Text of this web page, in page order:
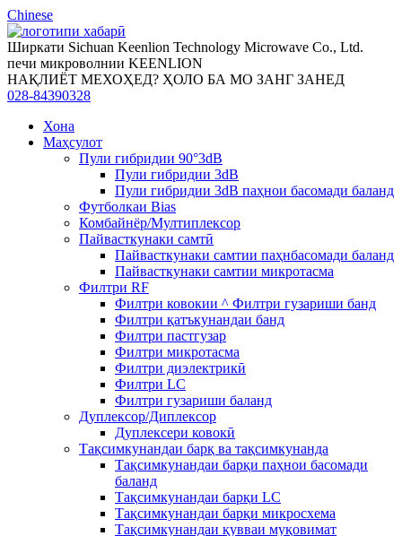
Chinese
Ширкати Sichuan Keenlion Technology Microwave Co., Ltd.
печи микроволнии KEENLION
НАҚЛИЁТ МЕХОҲЕД? ҲОЛО БА МО ЗАНГ ЗАНЕД
028-84390328
Хона
Маҳсулот
Пули гибридии 90°3dB
Пули гибридии 3dB
Пули гибридии 3dB паҳнои басомади баланд
Футболкаи Bias
Комбайнёр/Мултиплексор
Пайвасткунаки самтӣ
Пайвасткунаки самтии паҳнбасомади баланд
Пайвасткунаки самтии микротасма
Филтри RF
Филтри ковокии ^ Филтри гузариши банд
Филтри қатъкунандаи банд
Филтри пастгузар
Филтри микротасма
Филтри диэлектрикӣ
Филтри LC
Филтри гузариши баланд
Дуплексор/Диплексор
Дуплексери ковокӣ
Тақсимкунандаи барқ ​​ва тақсимкунанда
Тақсимкунандаи барқи паҳнои басомади
баланд
Тақсимкунандаи барқи LC
Тақсимкунандаи барқи микросхема
Тақсимкунандаи қувваи муқовимат